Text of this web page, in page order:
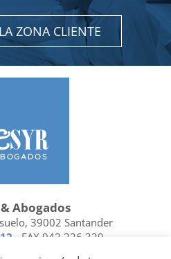
ZONA CLIENTE
& Abogados
39002 Santander
- FAX 942 226 329